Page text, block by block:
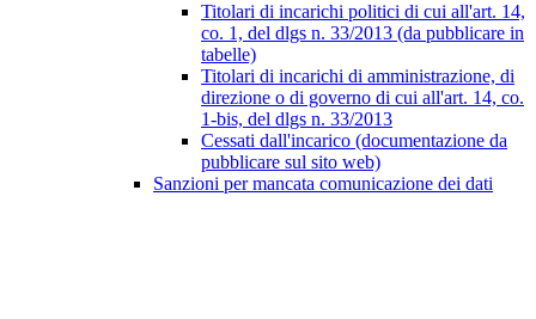
Titolari di incarichi politici di cui all'art. 14,
co. 1, del dlgs n. 33/2013 (da pubblicare in
tabelle)
Titolari di incarichi di amministrazione, di
direzione o di governo di cui all'art. 14, co.
1-bis, del dlgs n. 33/2013
Cessati dall'incarico (documentazione da
pubblicare sul sito web)
Sanzioni per mancata comunicazione dei dati